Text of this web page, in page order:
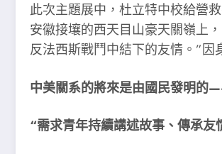
此次主題展中，杜立特中校給營
安徽接壤的西天目山豪天關嶺上
反法西斯戰鬥中結下的友情。”
中美關系的將來是由國民發明的
“需求青年持續講述故事、傳承友